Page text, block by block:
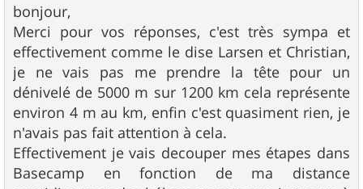
s
s
a
g
e
bonjour,
Merci pour vos réponses, c'est très sympa et
effectivement comme le dise Larsen et Christian,
je ne vais pas me prendre la tête pour un
dénivelé de 5000 m sur 1200 km cela représente
environ 4 m au km, enfin c'est quasiment rien, je
n'avais pas fait attention à cela.
Effectivement je vais decouper mes étapes dans
Basecamp en fonction de ma distance